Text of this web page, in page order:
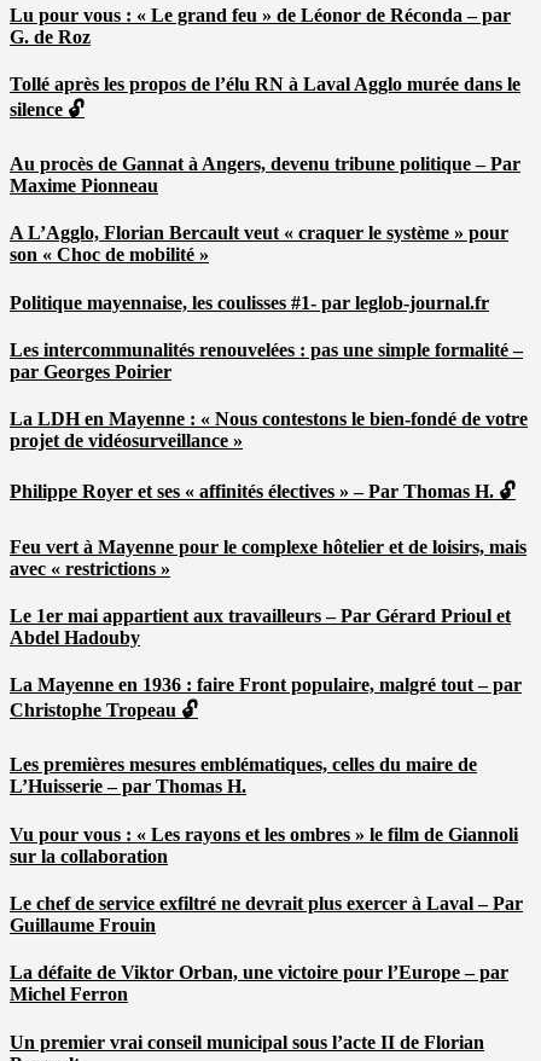
Lu pour vous : « Le grand feu » de Léonor de Réconda – par
G. de Roz
Tollé après les propos de l’élu RN à Laval Agglo murée dans le
silence 🔓
Au procès de Gannat à Angers, devenu tribune politique – Par
Maxime Pionneau
A L’Agglo, Florian Bercault veut « craquer le système » pour
son « Choc de mobilité »
Politique mayennaise, les coulisses #1- par leglob-journal.fr
Les intercommunalités renouvelées : pas une simple formalité –
par Georges Poirier
La LDH en Mayenne : « Nous contestons le bien-fondé de votre
projet de vidéosurveillance »
Philippe Royer et ses « affinités électives » – Par Thomas H. 🔓
Feu vert à Mayenne pour le complexe hôtelier et de loisirs, mais
avec « restrictions »
Le 1er mai appartient aux travailleurs – Par Gérard Prioul et
Abdel Hadouby
La Mayenne en 1936 : faire Front populaire, malgré tout – par
Christophe Tropeau 🔓
Les premières mesures emblématiques, celles du maire de
L’Huisserie – par Thomas H.
Vu pour vous : « Les rayons et les ombres » le film de Giannoli
sur la collaboration
Le chef de service exfiltré ne devrait plus exercer à Laval – Par
Guillaume Frouin
La défaite de Viktor Orban, une victoire pour l’Europe – par
Michel Ferron
Un premier vrai conseil municipal sous l’acte II de Florian